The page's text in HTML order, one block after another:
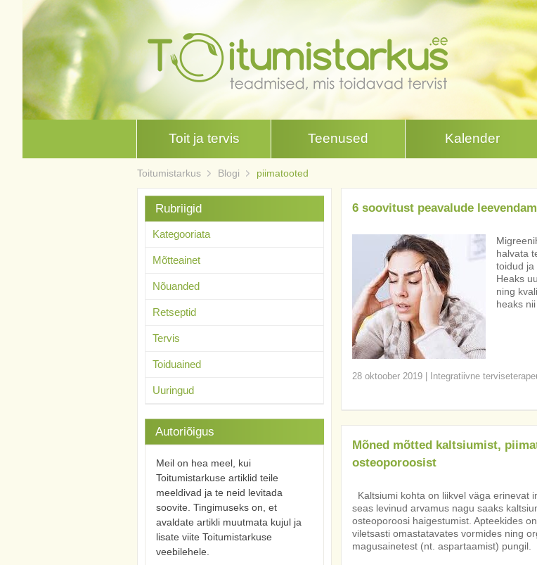
Toit ja tervis Teenused Kalender
Toitumistarkus Blogi piimatooted
6 soovitust peavalude
halvata
toidud ja
Heaks
ning
heaks
28 oktoober 2019| Integratiivne
Mõned mõtted kaltsiumist,
osteoporoosist
Kaltsiumi kohta on liikvel väga erinevat
seas levinud arvamus nagu saaks
osteoporoosi haigestumist. Apteekides
viletsasti omastatavates vormides ning
magusainetest (nt. aspartaamist) pungil.
Rubriigid
Kategooriata
Mõtteainet
Nõuanded
Retseptid
Tervis
Toiduained
Uuringud
Autoriõigus
Meil on hea meel, kui
Toitumistarkuse artiklid teile
meeldivad ja te neid levitada
soovite. Tingimuseks on, et
avaldate artikli muutmata kujul ja
lisate viite Toitumistarkuse
veebilehele.